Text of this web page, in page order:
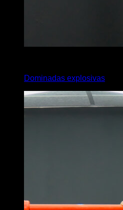
Dominadas explosivas